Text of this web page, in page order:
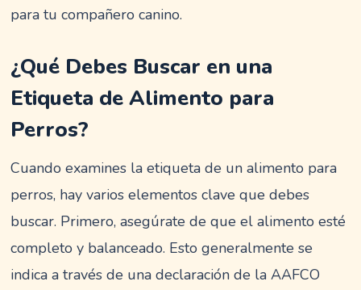
para tu compañero canino.
¿Qué Debes Buscar en una
Etiqueta de Alimento para
Perros?
Cuando examines la etiqueta de un alimento para
perros, hay varios elementos clave que debes
buscar. Primero, asegúrate de que el alimento esté
completo y balanceado. Esto generalmente se
indica a través de una declaración de la AAFCO